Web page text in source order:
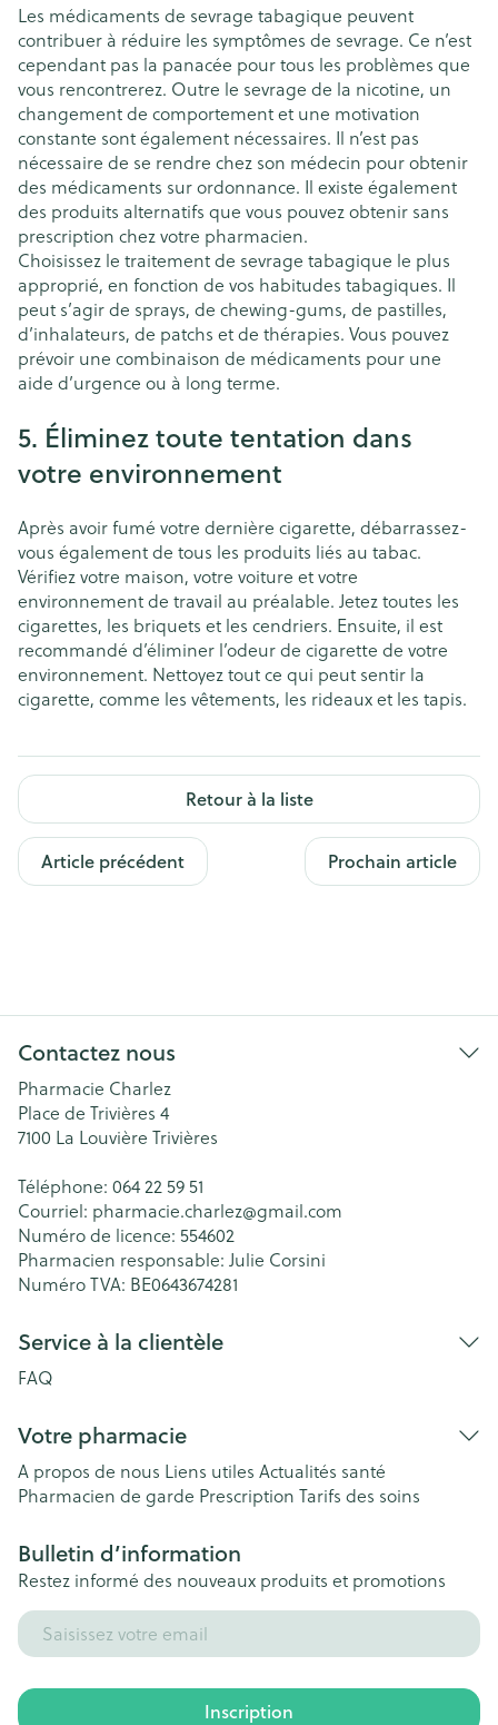
Les médicaments de sevrage tabagique peuvent
contribuer à réduire les symptômes de sevrage. Ce n’est
cependant pas la panacée pour tous les problèmes que
vous rencontrerez. Outre le sevrage de la nicotine, un
changement de comportement et une motivation
constante sont également nécessaires. Il n’est pas
nécessaire de se rendre chez son médecin pour obtenir
des médicaments sur ordonnance. Il existe également
des produits alternatifs que vous pouvez obtenir sans
prescription chez votre pharmacien.
Choisissez le traitement de sevrage tabagique le plus
approprié, en fonction de vos habitudes tabagiques. Il
peut s’agir de sprays, de chewing-gums, de pastilles,
d’inhalateurs, de patchs et de thérapies. Vous pouvez
prévoir une combinaison de médicaments pour une
aide d’urgence ou à long terme.
5. Éliminez toute tentation dans
votre environnement
Après avoir fumé votre dernière cigarette, débarrassez-
vous également de tous les produits liés au tabac.
Vérifiez votre maison, votre voiture et votre
environnement de travail au préalable. Jetez toutes les
cigarettes, les briquets et les cendriers. Ensuite, il est
recommandé d’éliminer l’odeur de cigarette de votre
environnement. Nettoyez tout ce qui peut sentir la
cigarette, comme les vêtements, les rideaux et les tapis.
Retour à la liste
Article précédent Prochain article
Contactez nous
Pharmacie Charlez
Place de Trivières 4
7100 La Louvière Trivières
Téléphone: 064 22 59 51
Courriel: pharmacie.charlez@gmail.com
Numéro de licence: 554602
Pharmacien responsable: Julie Corsini
Numéro TVA: BE0643674281
Service à la clientèle
FAQ
Votre pharmacie
A propos de nous Liens utiles Actualités santé
Pharmacien de garde Prescription Tarifs des soins
Bulletin d’information
Restez informé des nouveaux produits et promotions
Adresse mail
Inscription